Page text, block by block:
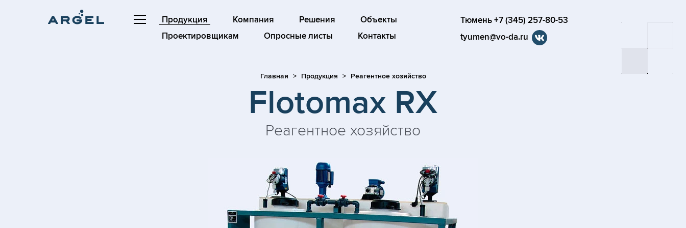
Продукция Компания Решения
Объекты
Проектировщикам
Опросные листы Контакты
Тюмень +7 (345) 257-80-53
tyumen@vo-da.ru
Главная Продукция Реагентное хозяйство
Flotomax RX
Реагентное хозяйство